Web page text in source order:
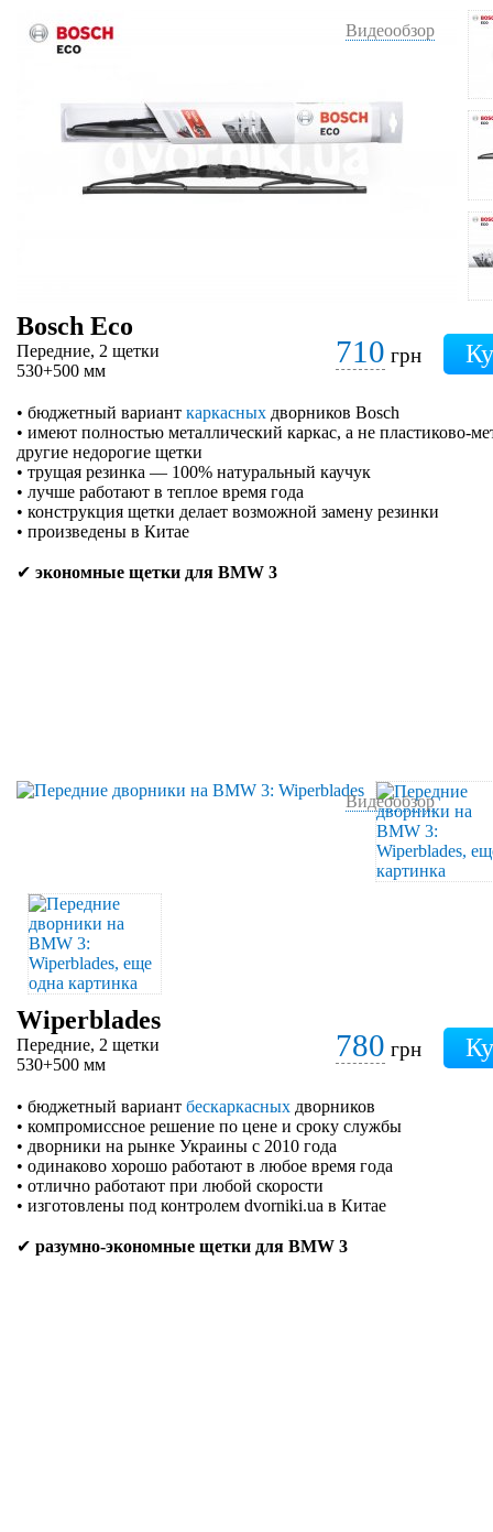
Видеообзор
Bosch Eco
Передние, 2 щетки
530+500 мм
710 грн
• бюджетный вариант каркасных дворников Bosch
• имеют полностью металлический каркас, а не пластиково-
другие недорогие щетки
• трущая резинка — 100% натуральный каучук
• лучше работают в теплое время года
• конструкция щетки делает возможной замену резинки
• произведены в Китае
✔ экономные щетки для BMW 3
Видеообзор
Wiperblades
Передние, 2 щетки
530+500 мм
780 грн
• бюджетный вариант бескаркасных дворников
• компромиссное решение по цене и сроку службы
• дворники на рынке Украины с 2010 года
• одинаково хорошо работают в любое время года
• отлично работают при любой скорости
• изготовлены под контролем dvorniki.ua в Китае
✔ разумно-экономные щетки для BMW 3